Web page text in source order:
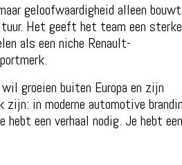
geloofwaardigheid alleen
Het geeft het team een
als een niche Renault-
groeien buiten Europa en zijn
in moderne automotive
een verhaal nodig. Je hebt een